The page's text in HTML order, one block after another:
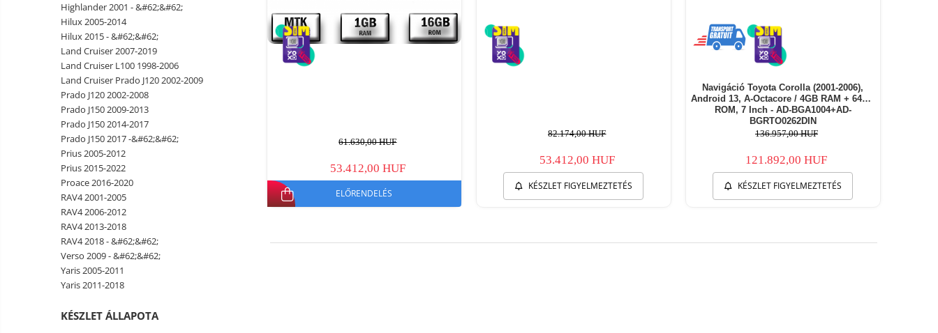
Professzionális fejhallgató
Vezeték nélküli fejhallgató
Okosórák és fitnesz karkötők
Fitness karkötők
Okosóra
Tartozékok okosóra
Elektromos
robogók
és
tartozékok
Elektromos robogók
Robogó alkatrészek és
tartozékok
Elektromos
bicikli
Smart Home
Személyi ápolási termékek
Gadgets tartozék
Kamerás drónok
Az autó tartozékai
Highlander 2001 - &#62;&#62;
Hilux 2005-2014
Hilux 2015 - &#62;&#62;
Land Cruiser 2007-2019
Land Cruiser L100 1998-2006
Land Cruiser Prado J120 2002-2009
Prado J120 2002-2008
Prado J150 2009-2013
Prado J150 2014-2017
Prado J150 2017 -&#62;&#62;
Prius 2005-2012
Prius 2015-2022
Proace 2016-2020
RAV4 2001-2005
RAV4 2006-2012
RAV4 2013-2018
RAV4 2018 - &#62;&#62;
Verso 2009 - &#62;&#62;
Yaris 2005-2011
Yaris 2011-2018
KÉSZLET ÁLLAPOTA
61.630,00 HUF
53.412,00 HUF
ELŐRENDELÉS
82.174,00 HUF
53.412,00 HUF
KÉSZLET FIGYELMEZTETÉS
Navigáció Toyota Corolla (2001-2006),
Android 13, A-Octacore / 4GB RAM + 64GB
ROM, 7 Inch - AD-BGA1004+AD-
BGRTO0262DIN
136.957,00 HUF
121.892,00 HUF
KÉSZLET FIGYELMEZTETÉS